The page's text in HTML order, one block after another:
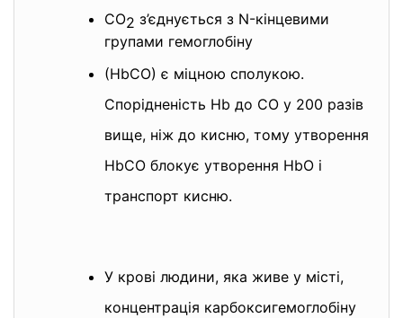
СО2 з’єднується з N-кінцевими
групами гемоглобіну
(HbCO) є міцною сполукою.
Спорідненість Hb до СО у 200 разів
вище, ніж до кисню, тому утворення
HbCO блокує утворення HbO і
транспорт кисню.
У крові людини, яка живе у місті,
концентрація карбоксигемоглобіну